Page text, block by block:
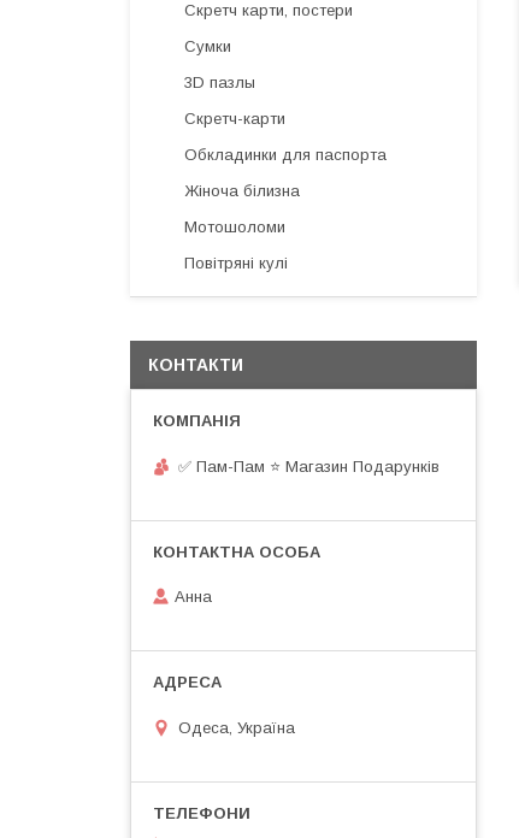
Скретч карти, постери
Сумки
3D пазлы
Скретч-карти
Обкладинки для паспорта
Жіноча білизна
Мотошоломи
Повітряні кулі
КОНТАКТИ
✅ Пам-Пам ⭐ Магазин Подарунків
Анна
Одеса, Україна